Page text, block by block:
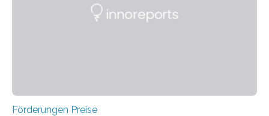
Foundation, des BIAL Award in Biomedicine ist in
Förderungen Preise